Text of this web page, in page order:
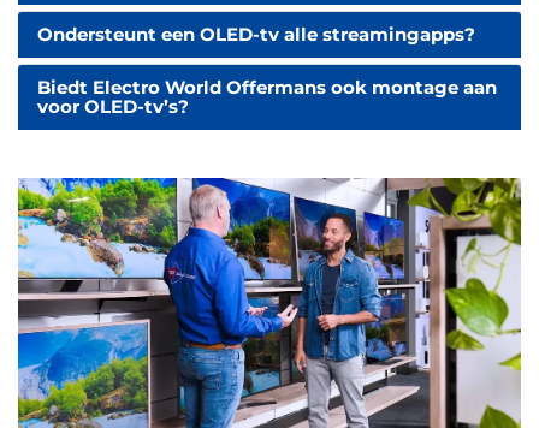
Ondersteunt een OLED-tv alle streamingapps?
Biedt Electro World Offermans ook montage aan
voor OLED-tv’s?